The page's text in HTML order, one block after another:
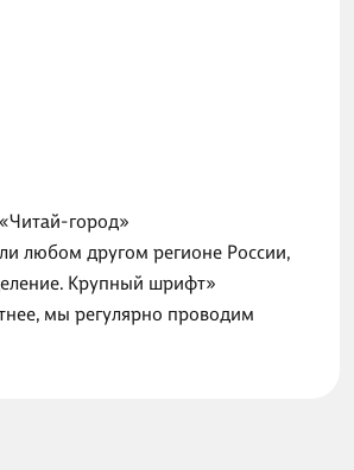
город»
любом другом регионе России,
Крупный шрифт»
мы регулярно проводим